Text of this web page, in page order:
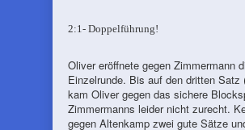
2:1- Doppelführung!
Oliver eröffnete gegen Zimmermann
Einzelrunde. Bis auf den dritten Satz
kam Oliver gegen das sichere
Zimmermanns leider nicht zurecht.
gegen Altenkamp zwei gute Sätze